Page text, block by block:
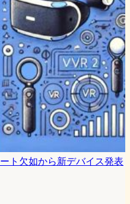
ト欠如から新デバイス発表